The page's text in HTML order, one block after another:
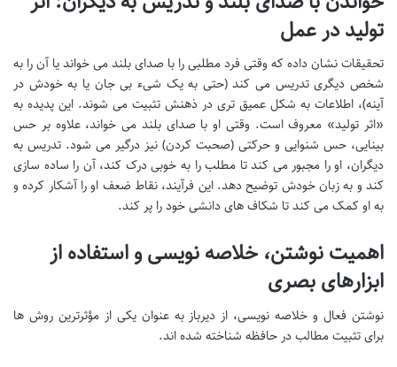
تولید در عمل
تحقیقات نشان داده که وقتی فرد مطلبی را با صدای بلند می خواند یا آن را به
شخص دیگری تدریس می کند (حتی به یک شیء بی جان یا به خودش در
آینه)، اطلاعات به شکل عمیق تری در ذهنش تثبیت می شوند. این پدیده به
«اثر تولید» معروف است. وقتی او با صدای بلند می خواند، علاوه بر حس
بینایی، حس شنوایی و حرکتی (صحبت کردن) نیز درگیر می شود. تدریس به
دیگران، او را مجبور می کند تا مطلب را به خوبی درک کند، آن را ساده سازی
کند و به زبان خودش توضیح دهد. این فرآیند، نقاط ضعف او را آشکار کرده و
به او کمک می کند تا شکاف های دانشی خود را پر کند.
اهمیت نوشتن، خلاصه نویسی و استفاده از
ابزارهای بصری
نوشتن فعال و خلاصه نویسی، از دیرباز به عنوان یکی از مؤثرترین روش ها
برای تثبیت مطالب در حافظه شناخته شده اند.